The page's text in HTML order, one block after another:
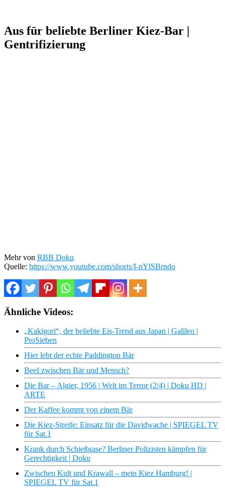
Aus für beliebte Berliner Kiez-Bar |
Gentrifizierung
Mehr von RBB Doku
Quelle: https://www.youtube.com/shorts/I-nYlSBrndo
Ähnliche Videos:
„Kakigori“, der beliebte Eis-Trend aus Japan | Galileo |
ProSieben
Hier lebt der echte Paddington Bär
Beef zwischen Bär und Mensch?
Die Bar – Algier, 1956 | Welt im Terror (2/4) | Doku HD |
ARTE
Der Kaffee kommt von einem Bär
Die Kiez-Streife: Einsatz für die Davidwache | SPIEGEL TV
für Sat.1
Krank durch Schießgase? Berliner Polizisten kämpfen für
Gerechtigkeit | Doku
Zwischen Kult und Krawall – mein Kiez Hamburg! |
SPIEGEL TV für Sat.1